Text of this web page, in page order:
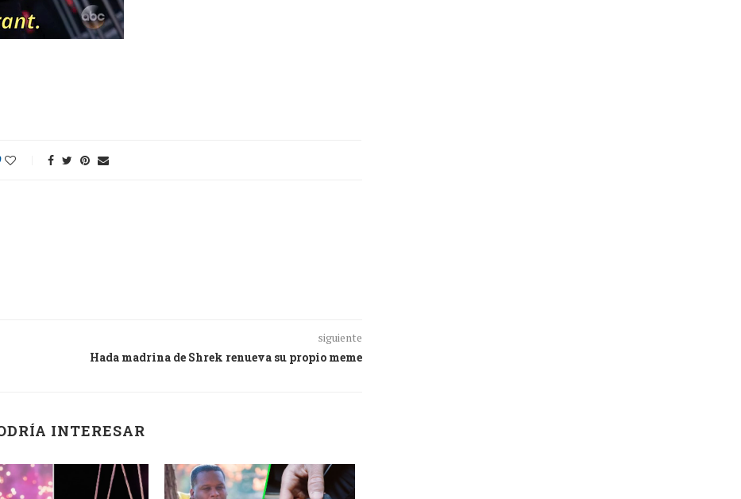
siguiente
Hada madrina de Shrek renueva su propio meme
INTERESAR